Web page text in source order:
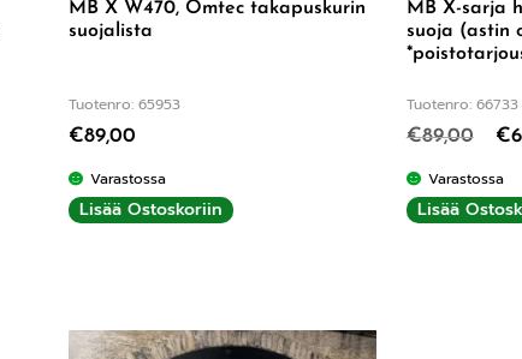
MB X W470, Omtec takapuskurin
suojalista
Tuotenro: 65953
€89,00
Varastossa
Lisää Ostoskoriin
MB X-sarja
suoja (astin
Tuotenro: 66733
€89,00 €
Varastossa
Lisää